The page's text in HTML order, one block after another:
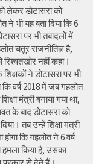
लेकर डोटासरा को
भी यह बता दिया कि 6
पर भी तबादलों में
चतुर राजनीतिज्ञ है,
नहीं कहा।
ने डोटासरा पर भी
वर्ष 2018 में जब गहलोत
मंत्री बनाया गया था,
के बाद डोटासरा को
तब उन्हें शिक्षा मंत्री
कि गहलोत ने 6 वर्ष
हमला किया है, उसका